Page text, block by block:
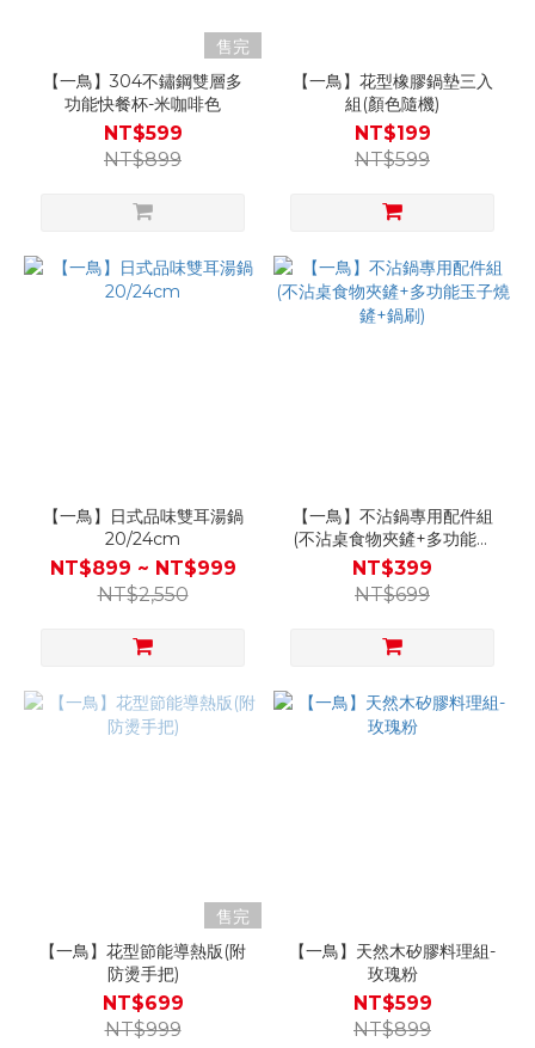
售完
【一鳥】304不鏽鋼雙層多
功能快餐杯-米咖啡色
NT$599
NT$899
【一鳥】花型橡膠鍋墊三入
組(顏色隨機)
NT$199
NT$599
【一鳥】日式品味雙耳湯鍋
20/24cm
NT$899 ~ NT$999
NT$2,550
【一鳥】不沾鍋專用配件組
(不沾桌食物夾鏟+多功能玉
子燒鏟+鍋刷)
NT$399
NT$699
售完
【一鳥】花型節能導熱版(附
防燙手把)
NT$699
NT$999
【一鳥】天然木矽膠料理組-
玫瑰粉
NT$599
NT$899